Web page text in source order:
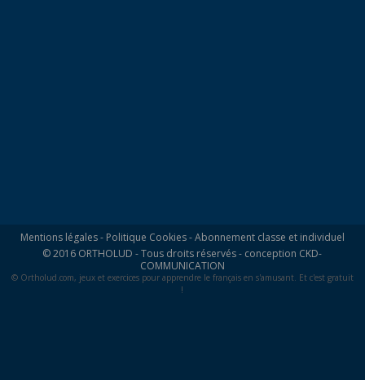
Mentions légales- Politique Cookies-Abonnement classe et individuel
© 2016 ORTHOLUD - Tous droits réservés - conception CKD-
COMMUNICATION
© Ortholud.com, jeux et exercices pour apprendre le français en s'amusant. Et c'est gratuit
!